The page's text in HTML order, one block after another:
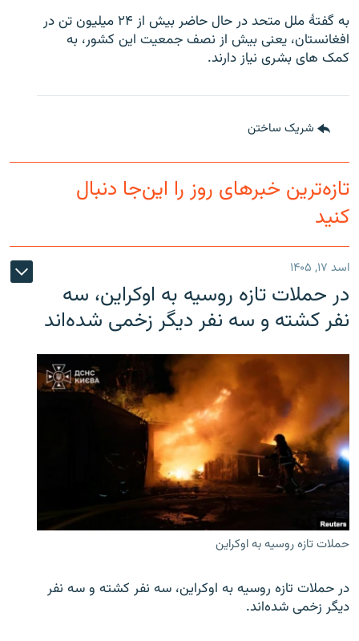
به گفتۀ ملل متحد در حال حاضر بیش از ۲۴ میلیون تن در
افغانستان، یعنی بیش از نصف جمعیت این کشور، به
کمک های بشری نیاز دارند.
شریک ساختن
تازه‌ترین خبرهای روز را این‌جا دنبال
کنید
اسد ۱۷, ۱۴۰۵
در حملات تازه روسیه به اوکراین، سه
نفر کشته و سه نفر دیگر زخمی شده‌اند
حملات تازه روسیه به اوکراین
در حملات تازه روسیه به اوکراین، سه نفر کشته و سه نفر
دیگر زخمی شده‌اند.